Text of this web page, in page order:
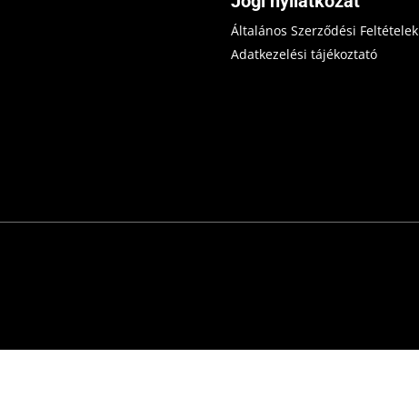
Általános Szerződési Feltételek
Adatkezelési tájékoztató